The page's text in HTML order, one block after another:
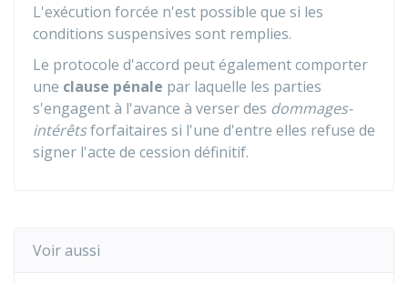
L'exécution forcée n'est possible que si les
conditions suspensives sont remplies.
Le protocole d'accord peut également comporter
une clause pénale par laquelle les parties
s'engagent à l'avance à verser des dommages-
intérêtsforfaitaires si l'une d'entre elles refuse de
signer l'acte de cession définitif.
Voir aussi